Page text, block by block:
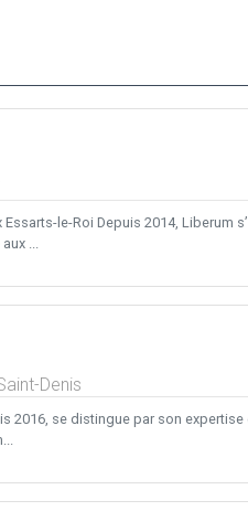
le-Roi Depuis 2014, Liberum
...
Denis
2016, se distingue par son